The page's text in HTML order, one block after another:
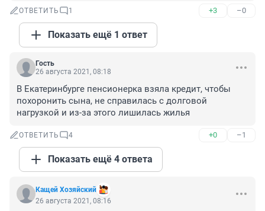
ОТВЕТИТЬ 1 +3 –0
Показать ещё 1 ответ
Гость
26 августа 2021, 08:18
В Екатеринбурге пенсионерка взяла кредит, чтобы
похоронить сына, не справилась с долговой
нагрузкой и из-за этого лишилась жилья
ОТВЕТИТЬ 4 +0 –1
Показать ещё 4 ответа
Кащей Хозяйский
26 августа 2021, 08:16